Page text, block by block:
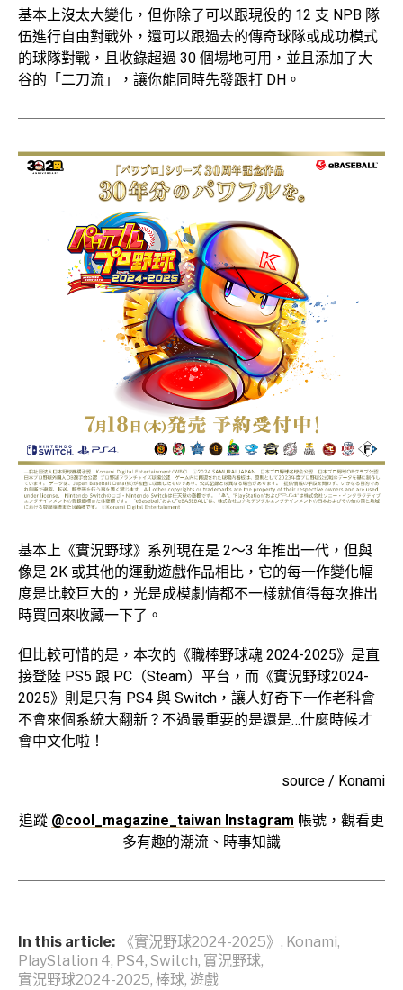
基本上沒太大變化，但你除了可以跟現役的 12 支 NPB 隊
伍進行自由對戰外，還可以跟過去的傳奇球隊或成功模式
的球隊對戰，且收錄超過 30 個場地可用，並且添加了大
谷的「二刀流」，讓你能同時先發跟打 DH。
基本上《實況野球》系列現在是 2～3 年推出一代，但與
像是 2K 或其他的運動遊戲作品相比，它的每一作變化幅
度是比較巨大的，光是成模劇情都不一樣就值得每次推出
時買回來收藏一下了。
但比較可惜的是，本次的《職棒野球魂 2024-2025》是直
接登陸 PS5 跟 PC（Steam）平台，而《實況野球2024-
2025》則是只有 PS4 與 Switch，讓人好奇下一作老科會
不會來個系統大翻新？不過最重要的是還是…什麼時候才
會中文化啦！
source / Konami
追蹤 @cool_magazine_taiwan Instagram 帳號，觀看更
多有趣的潮流、時事知識
In this article: 《實況野球2024-2025》 , Konami,
PlayStation 4, PS4, Switch, 實況野球,
實況野球2024-2025, 棒球, 遊戲